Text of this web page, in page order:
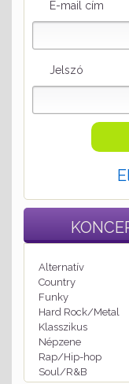
E-mail cím
Jelszó
Alternatív
Country
Funky
Hard Rock/Metal
Klasszikus
Népzene
Rap/Hip-hop
Soul/R&B